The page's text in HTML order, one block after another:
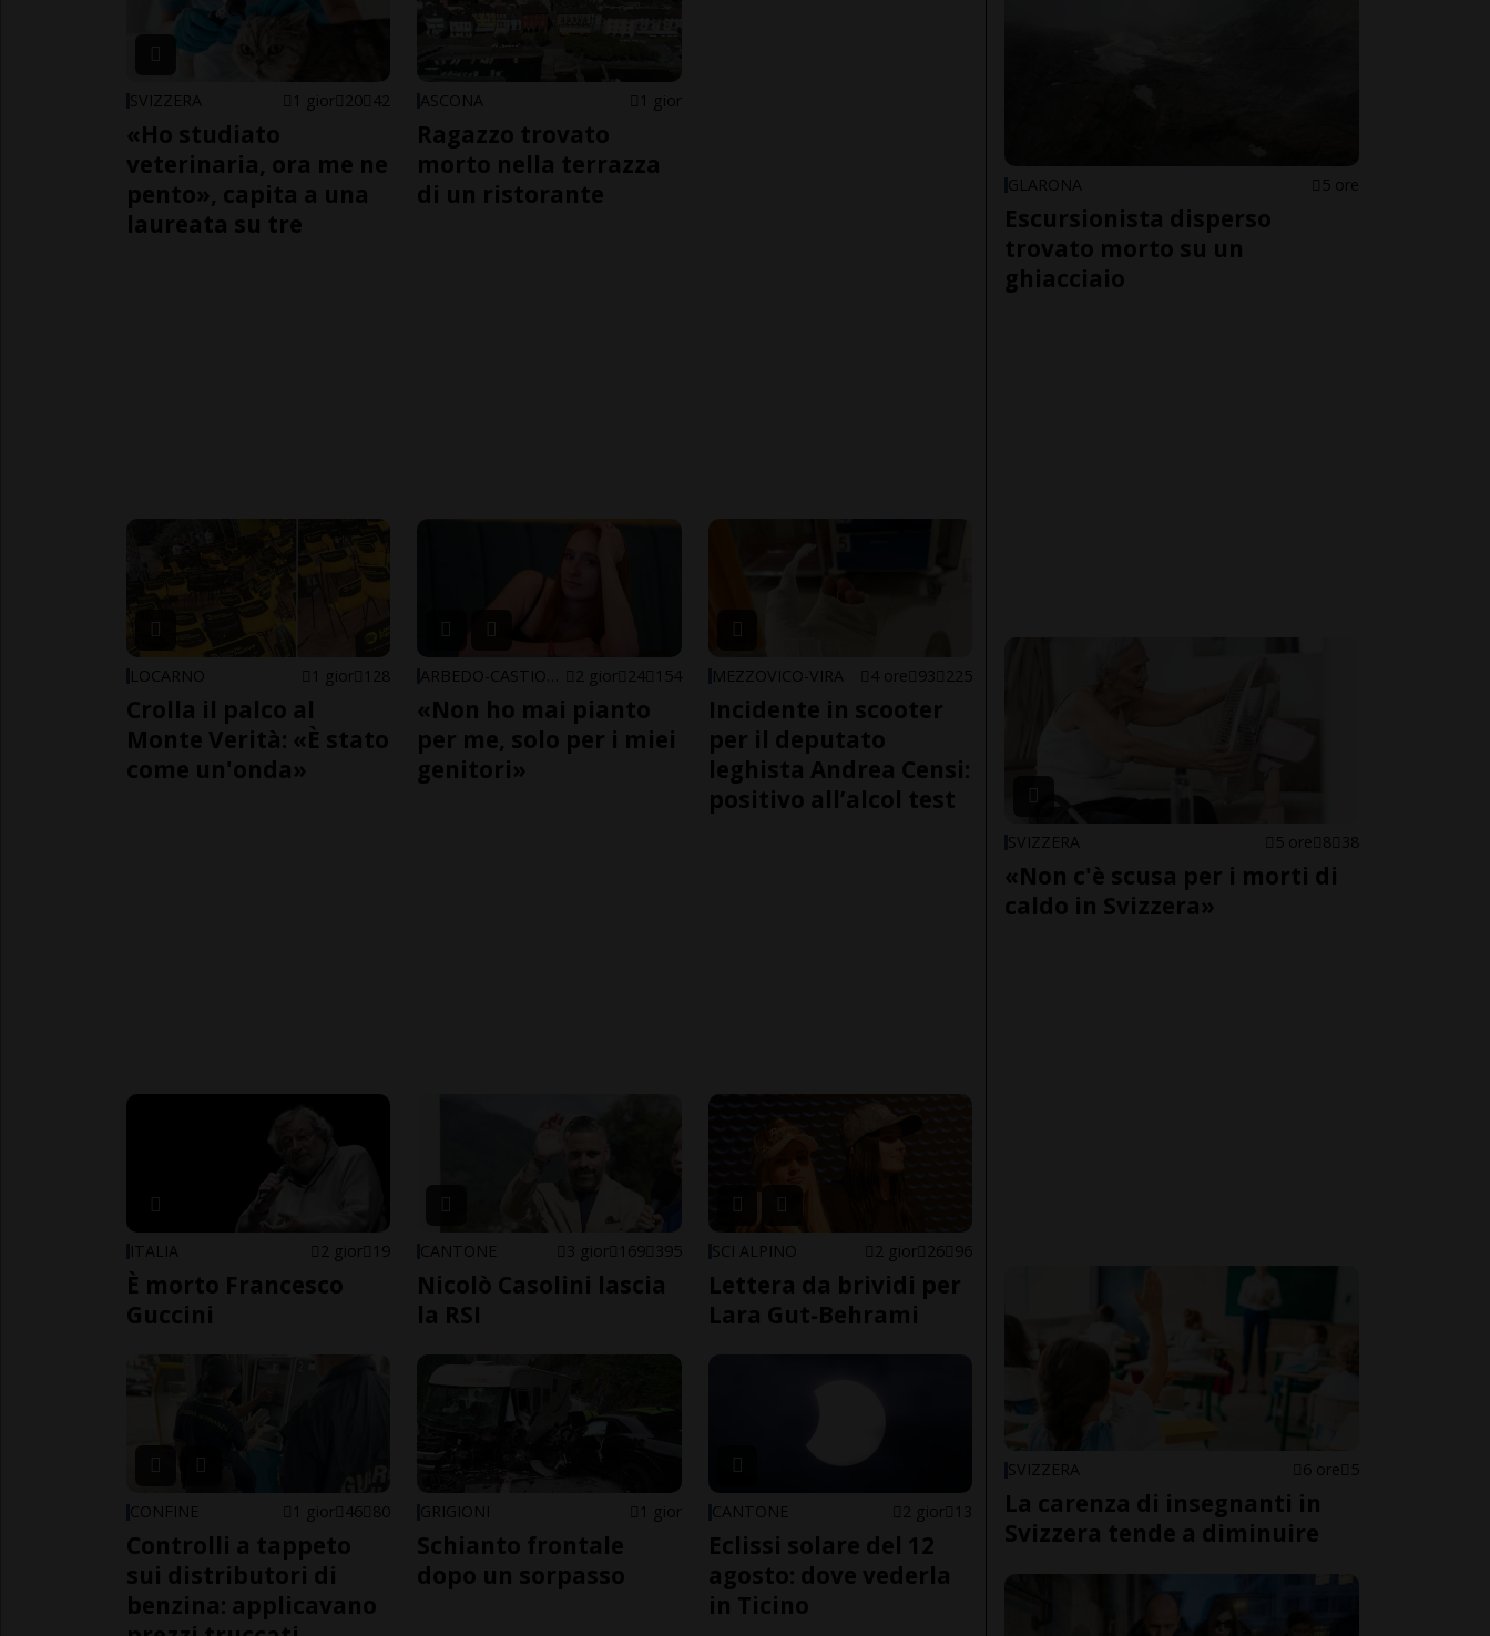
SVIZZERA 1 gior 20 42
«Ho studiato
veterinaria, ora me ne
pento», capita a una
laureata su tre
ASCONA 1 gior
Ragazzo trovato
morto nella terrazza
di un ristorante
LOCARNO 1 gior 128
Crolla il palco al
Monte Verità: «È stato
come un'onda»
2 gior 24 154
«Non ho mai pianto
per me, solo per i miei
genitori»
MEZZOVICO-VIRA 4 ore 93 225
Incidente in scooter
per il deputato
leghista Andrea Censi:
positivo all’alcol test
ITALIA 2 gior 19
È morto Francesco
Guccini
CANTONE 3 gior 169 395
Nicolò Casolini lascia
la RSI
SCI ALPINO 2 gior 26 96
Lettera da brividi per
Lara Gut-Behrami
CONFINE 1 gior 46 80
Controlli a tappeto
sui distributori di
benzina: applicavano
GRIGIONI 1 gior
Schianto frontale
dopo un sorpasso
CANTONE 2 gior 13
Eclissi solare del 12
agosto: dove vederla
in Ticino
GLARONA 5 ore
Escursionista disperso
trovato morto su un
ghiacciaio
SVIZZERA 5 ore 8 38
«Non c'è scusa per i morti di
caldo in Svizzera»
SVIZZERA 6 ore 5
La carenza di insegnanti in
Svizzera tende a diminuire